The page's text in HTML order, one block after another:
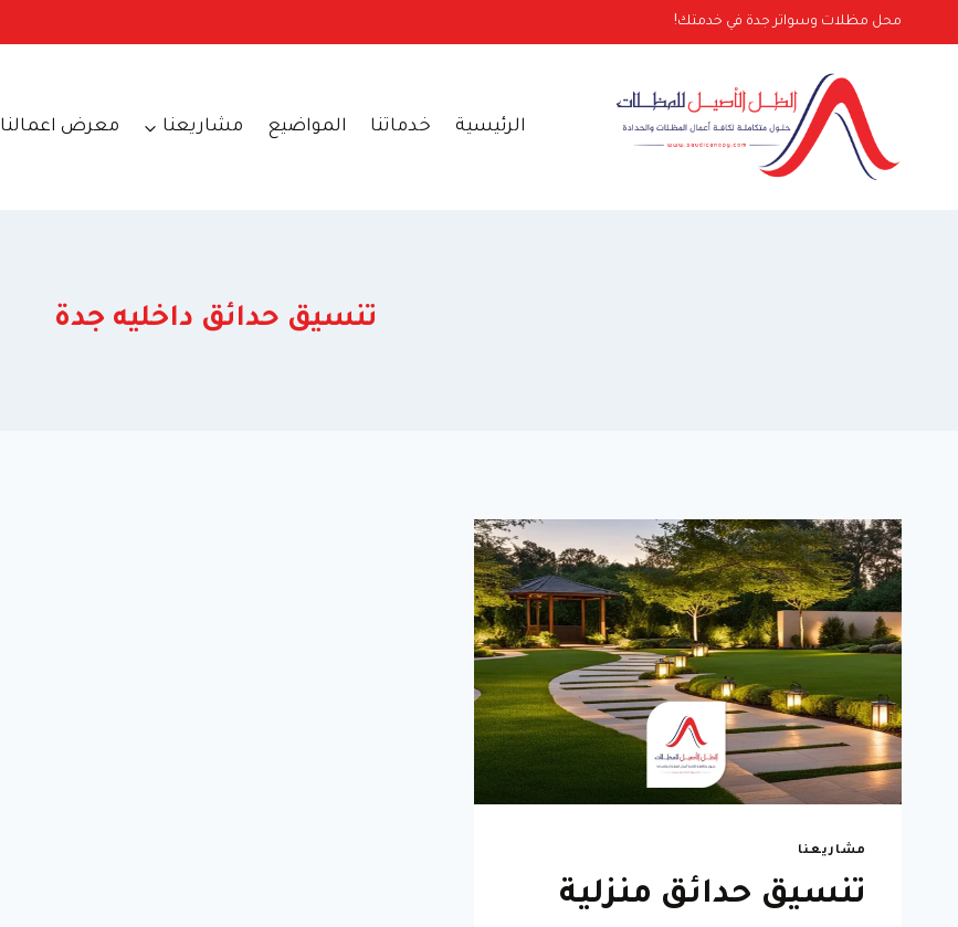
إلى
محل مظلات وسواتر جدة في خدمتك!
الرئيسية خدماتنا المواضيع مشاريعنا معرض اعمالنا
تنسيق حدائق داخليه جدة
مشاريعنا
تنسيق حدائق منزلية